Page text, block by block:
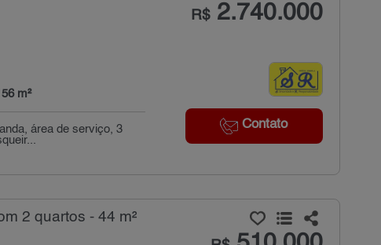
R$2.740.000
Contato
m²
área de serviço, 3
2 quartos - 44 m²